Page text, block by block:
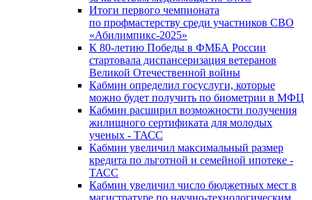
Итоги первого чемпионата
по профмастерству среди участников СВО
«Абилимпикс-2025»
К 80-летию Победы в ФМБА России
стартовала диспансеризация ветеранов
Великой Отечественной войны
Кабмин определил госуслуги, которые
можно будет получить по биометрии в МФЦ
Кабмин расширил возможности получения
жилищного сертификата для молодых
ученых - ТАСС
Кабмин увеличил максимальный размер
кредита по льготной и семейной ипотеке -
ТАСС
Кабмин увеличил число бюджетных мест в
магистратуре по научно-технологическим